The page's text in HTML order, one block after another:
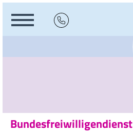
Bundesfreiwilligendienst